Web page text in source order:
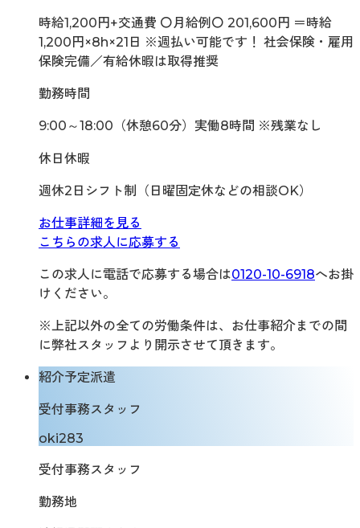
時給1,200円+交通費 〇月給例〇 201,600円 ＝時給
1,200円×8h×21日 ※週払い可能です！ 社会保険・雇用
保険完備／有給休暇は取得推奨
勤務時間
9:00～18:00（休憩60分）実働8時間 ※残業なし
休日休暇
週休2日シフト制（日曜固定休などの相談OK）
お仕事詳細を見る
こちらの求人に応募する
この求人に電話で応募する場合は0120-10-6918へお掛
けください。
※上記以外の全ての労働条件は、お仕事紹介までの間
に弊社スタッフより開示させて頂きます。
紹介予定派遣
受付事務スタッフ
oki283
受付事務スタッフ
勤務地